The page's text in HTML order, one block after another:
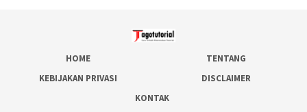
HOME
TENTANG
KEBIJAKAN PRIVASI
DISCLAIMER
KONTAK